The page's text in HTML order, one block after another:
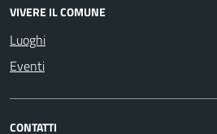
VIVERE IL COMUNE
Luoghi
Eventi
CONTATTI